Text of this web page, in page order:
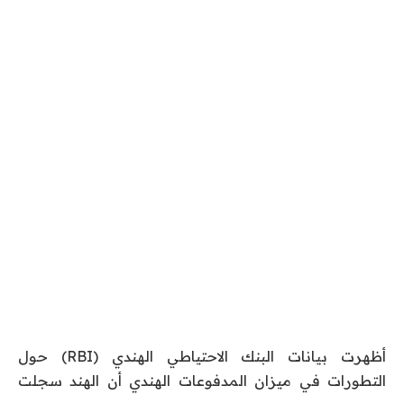
أظهرت بيانات البنك الاحتياطي الهندي (RBI) حول
التطورات في ميزان المدفوعات الهندي أن الهند سجلت